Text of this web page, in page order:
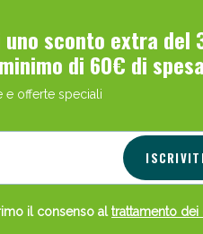
sconto extra del
di 60€ di spesa
e offerte speciali
il consenso al trattamento dei